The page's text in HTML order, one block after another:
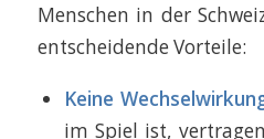
Menschen in der
entscheidende Vorteile:
Keine
im Spiel ist,